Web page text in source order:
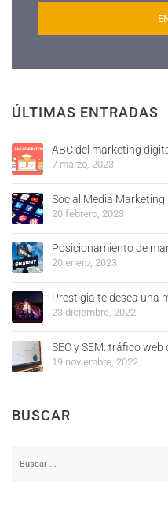
ÚLTIMAS ENTRADAS
ABC del marketing
7 marzo, 2023
Social Media
20 febrero, 2023
Posicionamiento de
20 enero, 2023
Prestigia te desea una
23 diciembre, 2022
SEO y SEM: tráfico web
19 noviembre, 2022
BUSCAR